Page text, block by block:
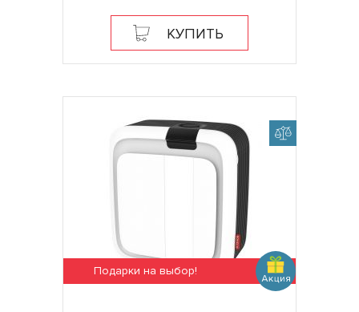
КУПИТЬ
Подарки на выбор!